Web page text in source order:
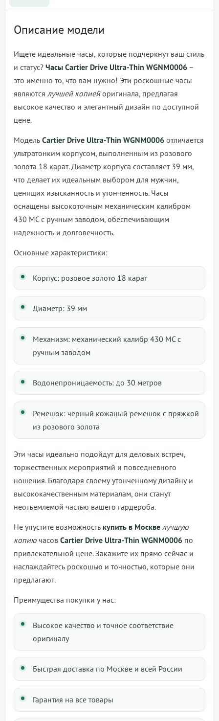
Описание модели
Ищете идеальные часы, которые подчеркнут ваш стиль
и статус? Часы Cartier Drive Ultra-Thin WGNM0006 –
это именно то, что вам нужно! Эти роскошные часы
являются лучшей копиейоригинала, предлагая
высокое качество и элегантный дизайн по доступной
цене.
Модель Cartier Drive Ultra-Thin WGNM0006 отличается
ультратонким корпусом, выполненным из розового
золота 18 карат. Диаметр корпуса составляет 39 мм,
что делает их идеальным выбором для мужчин,
ценящих изысканность и утонченность. Часы
оснащены высокоточным механическим калибром
430 MC с ручным заводом, обеспечивающим
надежность и долговечность.
Основные характеристики:
Корпус: розовое золото 18 карат
Диаметр: 39 мм
Механизм: механический калибр 430 MC с
ручным заводом
Водонепроницаемость: до 30 метров
Ремешок: черный кожаный ремешок с пряжкой
из розового золота
Эти часы идеально подойдут для деловых встреч,
торжественных мероприятий и повседневного
ношения. Благодаря своему утонченному дизайну и
высококачественным материалам, они станут
неотъемлемой частью вашего гардероба.
Не упустите возможность купить в Москве лучшую
копию часов Cartier Drive Ultra-Thin WGNM0006 по
привлекательной цене. Закажите их прямо сейчас и
наслаждайтесь роскошью и точностью, которые они
предлагают.
Преимущества покупки у нас:
Высокое качество и точное соответствие
оригиналу
Быстрая доставка по Москве и всей России
Гарантия на все товары